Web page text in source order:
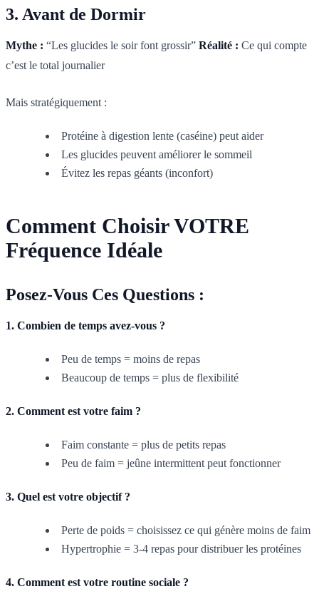
3. Avant de Dormir
Mythe : “Les glucides le soir font grossir” Réalité : Ce qui compte
c’est le total journalier
Mais stratégiquement :
Protéine à digestion lente (caséine) peut aider
Les glucides peuvent améliorer le sommeil
Évitez les repas géants (inconfort)
Comment Choisir VOTRE
Fréquence Idéale
Posez-Vous Ces Questions :
1. Combien de temps avez-vous ?
Peu de temps = moins de repas
Beaucoup de temps = plus de flexibilité
2. Comment est votre faim ?
Faim constante = plus de petits repas
Peu de faim = jeûne intermittent peut fonctionner
3. Quel est votre objectif ?
Perte de poids = choisissez ce qui génère moins de faim
Hypertrophie = 3-4 repas pour distribuer les protéines
4. Comment est votre routine sociale ?